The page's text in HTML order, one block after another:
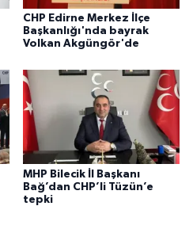
CHP Edirne Merkez İlçe
Başkanlığı'nda bayrak
Volkan Akgüngör'de
MHP Bilecik İl Başkanı
Bağ’dan CHP’li Tüzün’e
tepki